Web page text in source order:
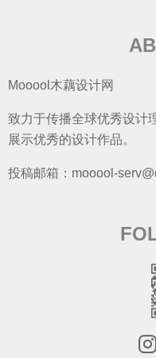
Mooool木藕设计网
致力于传播全球优秀设计
展示优秀的设计作品。
投稿邮箱：mooool-